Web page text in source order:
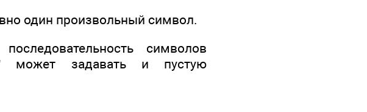
один произвольный символ.
символов
может задавать и пустую